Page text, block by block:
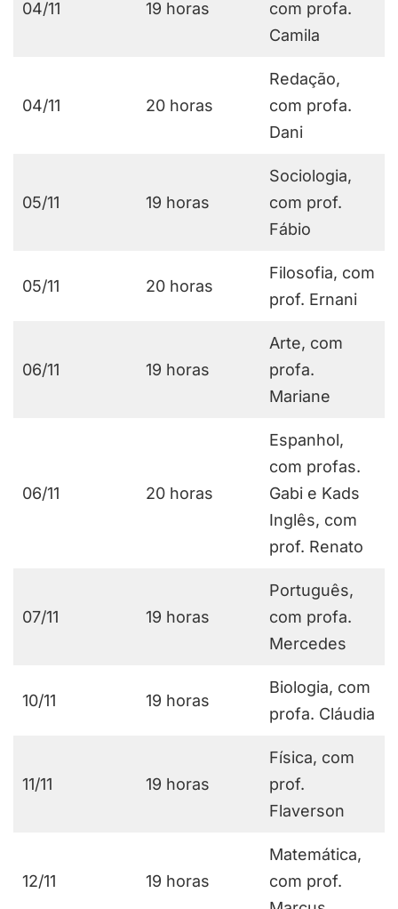
04/11 19 horas
com profa.
Camila
04/11 20 horas
Redação,
com profa.
Dani
05/11 19 horas
Sociologia,
com prof.
Fábio
05/11 20 horas
Filosofia, com
prof. Ernani
06/11 19 horas
Arte, com
profa.
Mariane
06/11 20 horas
Espanhol,
com profas.
Gabi e Kads
Inglês, com
prof. Renato
07/11 19 horas
Português,
com profa.
Mercedes
10/11 19 horas
Biologia, com
profa. Cláudia
11/11 19 horas
Física, com
prof.
Flaverson
12/11 19 horas
Matemática,
com prof.